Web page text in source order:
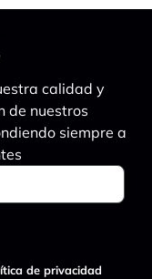
calidad y
de nuestros
siempre a
de privacidad